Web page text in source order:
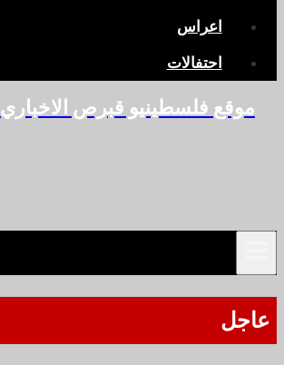
اعراس
احتفالات
موقع فلسطينيو قبرص الاخباري
عاجل